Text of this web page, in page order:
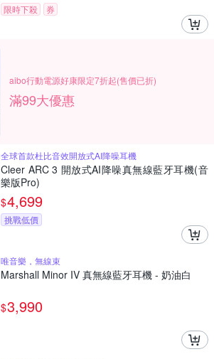
限時下殺 券
aibo行動電源好康限定7折起(售價已折)
滿99大優惠
全球首款杜比音效開放式AI降噪耳機
Cleer ARC 3 開放式AI降噪真無線藍牙耳機(音
樂版Pro)
$4,699
挑戰低價
唯音樂，無線束
Marshall Minor IV 真無線藍牙耳機 - 奶油白
$3,990